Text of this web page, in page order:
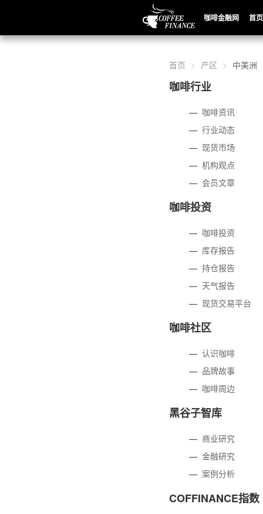
咖啡金融网 首页
首页 产区 中美洲
咖啡行业
— 咖啡资讯
—行业动态
—现货市场
—机构观点
—会员文章
咖啡投资
— 咖啡投资
— 库存报告
—持仓报告
— 天气报告
—现货交易平台
咖啡社区
—认识咖啡
— 品牌故事
— 咖啡周边
黑谷子智库
— 商业研究
—金融研究
—案例分析
COFFINANCE指数